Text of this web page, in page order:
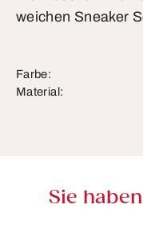
weichen Sneaker
Farbe:
Material:
Sie haben